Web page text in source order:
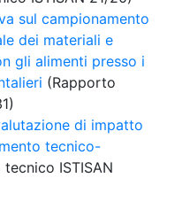
sul campionamento
dei materiali e
gli alimenti presso i
(Rapporto
di impatto
tecnico-
ISTISAN